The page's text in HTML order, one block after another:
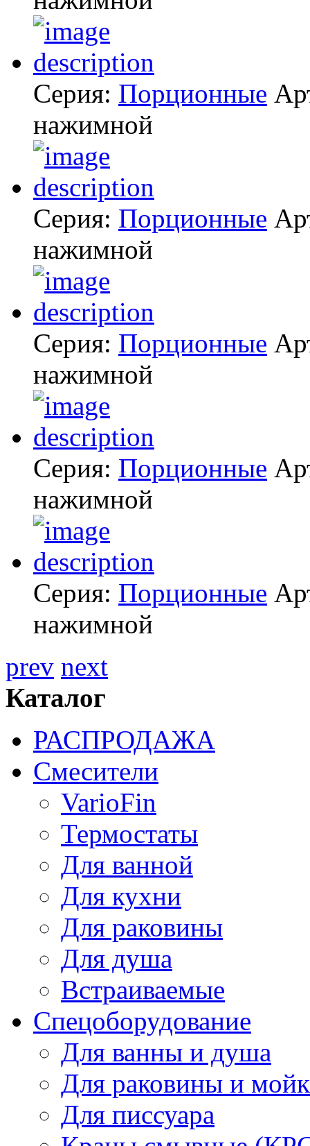
Серия: Порционные
нажимной
Серия: Порционные
нажимной
Серия: Порционные
нажимной
Серия: Порционные
нажимной
Серия: Порционные
нажимной
prev next
Каталог
РАСПРОДАЖА
Смесители
VarioFin
Термостаты
Для ванной
Для кухни
Для раковины
Для душа
Встраиваемые
Спецоборудование
Для ванны и душа
Для раковины и
Для писсуара